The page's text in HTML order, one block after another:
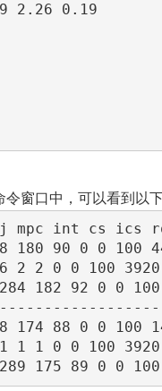
2.26 0.19
令窗口中，可以看到以下
mpc int cs ics
180 90 0 0 100
2 2 0 0 100
182 92 0 0
174 88 0 0 100
1 1 0 0 100